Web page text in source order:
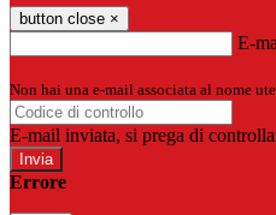
button close ×
E-
Non hai una e-mail associata al nome
E-mail inviata, si prega di
Errore